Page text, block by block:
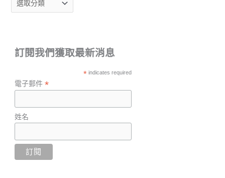
訂閱我們獲取最新消息
*indicates required
電子郵件*
姓名